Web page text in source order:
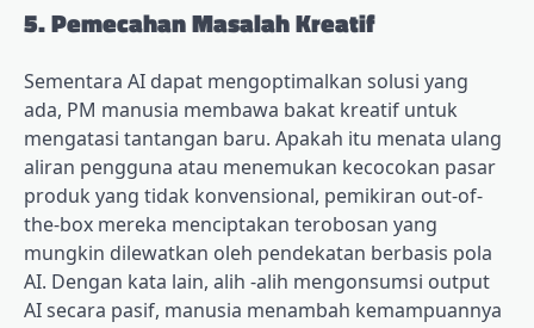
5. Pemecahan Masalah Kreatif
Sementara AI dapat mengoptimalkan solusi yang
ada, PM manusia membawa bakat kreatif untuk
mengatasi tantangan baru. Apakah itu menata ulang
aliran pengguna atau menemukan kecocokan pasar
produk yang tidak konvensional, pemikiran out-of-
the-box mereka menciptakan terobosan yang
mungkin dilewatkan oleh pendekatan berbasis pola
AI. Dengan kata lain, alih -alih mengonsumsi output
AI secara pasif, manusia menambah kemampuannya